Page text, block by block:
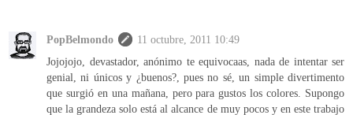
PopBelmondo
11 octubre, 2011 10:49
Jojojojo, devastador, anónimo te equivocaas, nada de intentar ser
genial, ni únicos y ¿buenos?, pues no sé, un simple divertimento
que surgió en una mañana, pero para gustos los colores. Supongo
que la grandeza solo está al alcance de muy pocos y en este trabajo